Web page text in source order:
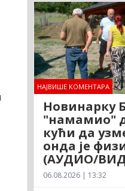
НАЈВИШЕ КОМЕНТАРА
Новинарку
"намамио"
кући да
онда је
(АУДИО/
06.08.2026 | 13:32